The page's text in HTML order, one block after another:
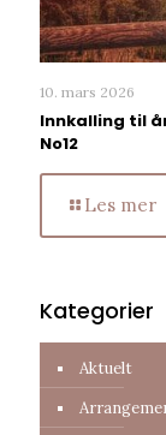
10. mars 2026
Innkalling til
No12
Les mer
Kategorier
Aktuelt